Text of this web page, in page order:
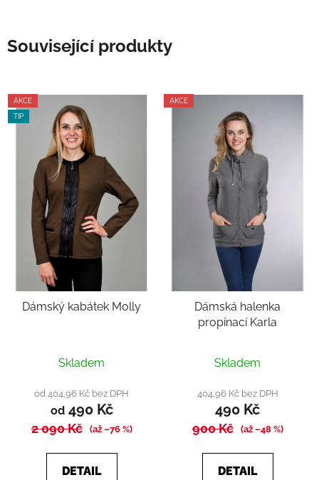
Související produkty
AKCE
TIP
Dámský kabátek Molly
Skladem
od 404,96 Kč bez DPH
od490 Kč
2 090 Kč (až –76 %)
DETAIL
AKCE
Dámská halenka
propínací Karla
hodnocení
produktu
je
5,0
5
Skladem
404,96 Kč bez DPH
490 Kč
900 Kč (až –48 %)
DETAIL